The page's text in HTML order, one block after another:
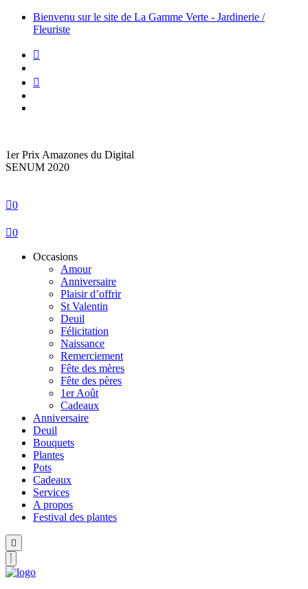
Bienvenu sur le site de La Gamme Verte - Jardinerie /
Fleuriste
1er Prix Amazones du Digital
SENUM 2020
0
0
Occasions
Amour
Anniversaire
Plaisir d’offrir
St Valentin
Deuil
Félicitation
Naissance
Remerciement
Fête des mères
Fête des pères
1er Août
Cadeaux
Anniversaire
Deuil
Bouquets
Plantes
Pots
Cadeaux
Services
A propos
Festival des plantes
Hamburger
Toggle
Menu